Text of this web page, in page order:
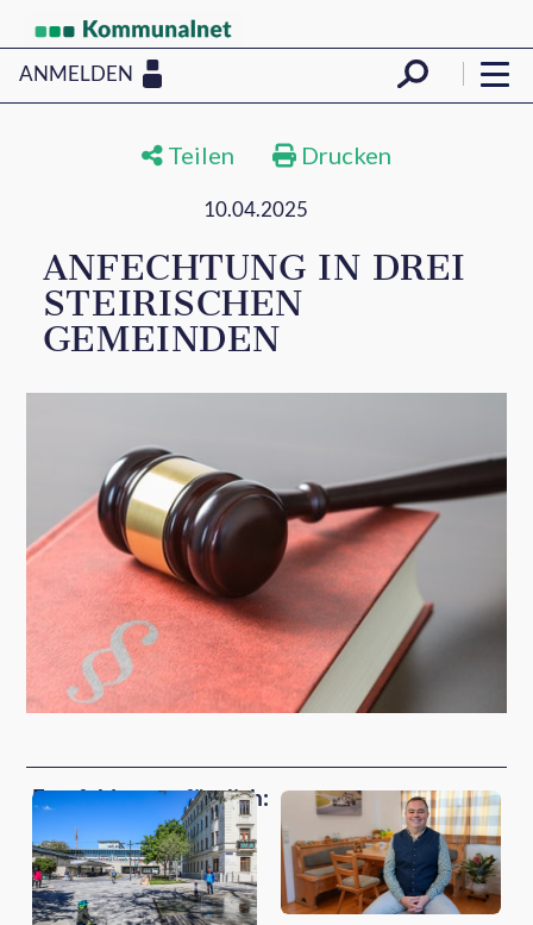
ANMELDEN
Teilen Drucken
10.04.2025
ANFECHTUNG IN DREI
STEIRISCHEN
GEMEINDEN
Empfehlungen für dich: